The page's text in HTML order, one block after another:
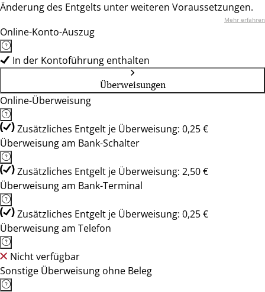
Änderung des Entgelts unter weiteren Voraussetzungen.
Mehr erfahren
Online-Konto-Auszug
In der Kontoführung enthalten
Überweisungen
Online-Überweisung
Zusätzliches Entgelt je Überweisung: 0,25 €
Überweisung am Bank-Schalter
Zusätzliches Entgelt je Überweisung: 2,50 €
Überweisung am Bank-Terminal
Zusätzliches Entgelt je Überweisung: 0,25 €
Überweisung am Telefon
Nicht verfügbar
Sonstige Überweisung ohne Beleg